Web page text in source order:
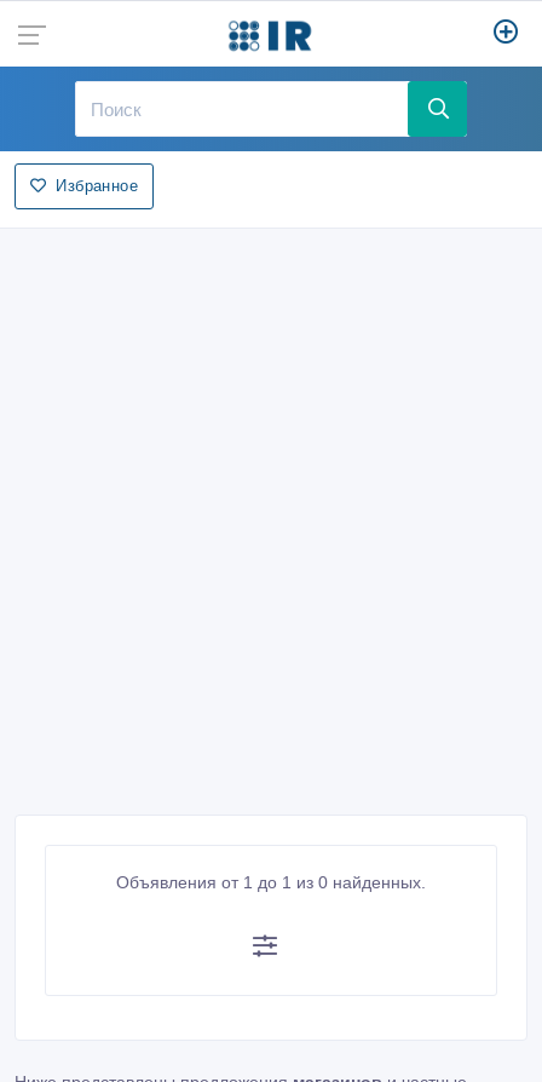
Избранное
Объявления от 1 до 1 из 0 найденных.